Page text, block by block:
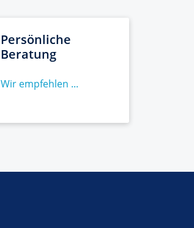
Persönliche
Beratung
Wir empfehlen ...